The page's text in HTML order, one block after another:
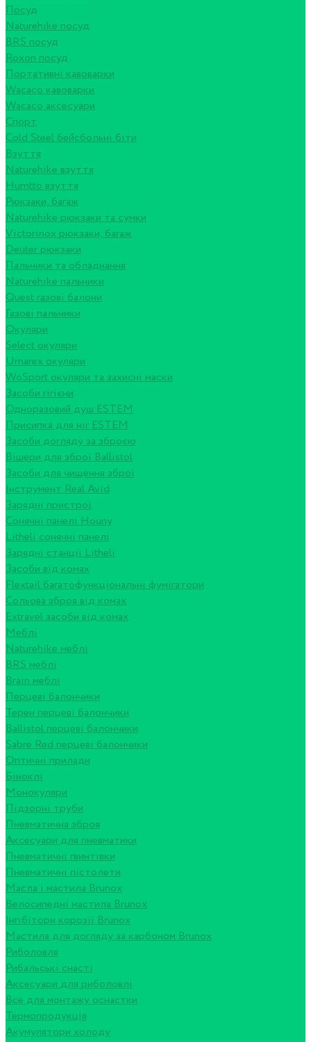
Посуд
Naturehike посуд
BRS посуд
Roxon посуд
Портативні кавоварки
Wacaco кавоварки
Wacaco аксесуари
Спорт
Cold Steel бейсбольні біти
Взуття
Naturehike взуття
Humtto взуття
Рюкзаки, багаж
Naturehike рюкзаки та сумки
Victorinox рюкзаки, багаж
Deuter рюкзаки
Пальники та обладнання
Naturehike пальники
Quest газові балони
Газові пальники
Окуляри
Select окуляри
Umarex окуляри
WoSport окуляри та захисні маски
Засоби гігієни
Одноразовий душ ESTEM
Присипка для ніг ESTEM
Засоби догляду за зброєю
Вішери для зброї Ballistol
Засоби для чищення зброї
Інструмент Real Avid
Зарядні пристрої
Сонячні панелі Houny
Litheli сонячні панелі
Зарядні станції Litheli
Засоби від комах
Flextail багатофункціональні фумігатори
Сольова зброя від комах
Extravel засоби від комах
Меблі
Naturehike меблі
BRS меблі
Brain меблі
Перцеві балончики
Терен перцеві балончики
Ballistol перцеві балончики
Sabre Red перцеві балончики
Оптичні прилади
Біноклі
Монокуляри
Підзорні труби
Пневматична зброя
Аксесуари для пневматики
Пневматичні гвинтівки
Пневматичні пістолети
Масла і мастила Brunox
Велосипедні мастила Brunox
Інгібітори корозії Brunox
Мастила для догляду за карбоном Brunox
Риболовля
Рибальські снасті
Аксесуари для риболовлі
Все для монтажу оснастки
Термопродукція
Акумулятори холоду